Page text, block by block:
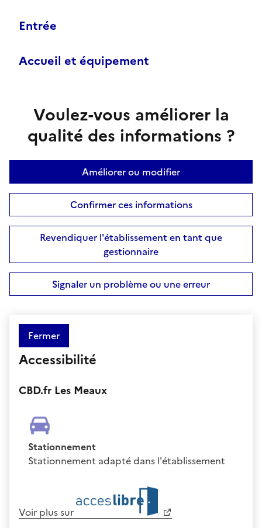
Entrée
Accueil et équipement
Voulez-vous améliorer la
qualité des informations ?
Améliorer ou modifier
Confirmer ces informations
Revendiquer l'établissement en tant que
gestionnaire
Signaler un problème ou une erreur
Fermer
Accessibilité
CBD.fr Les Meaux
Stationnement
Stationnement adapté dans l'établissement
Voir plus sur